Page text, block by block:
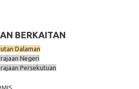
BERKAITAN
Dalaman
Negeri
Persekutuan